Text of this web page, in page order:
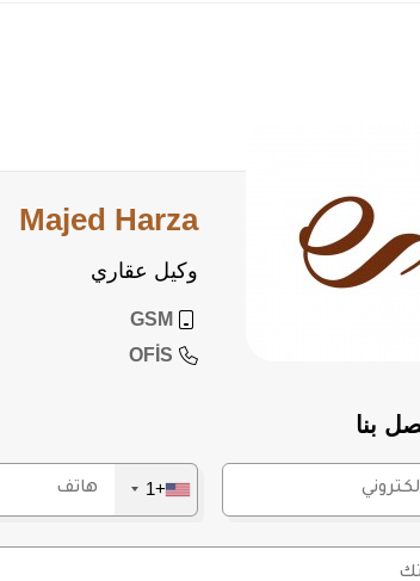
Majed Harza
وكيل عقاري
GSM
OFİS
بنا
+1